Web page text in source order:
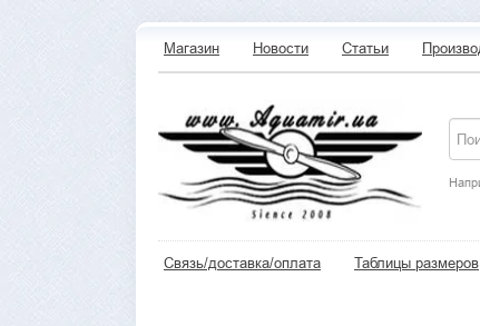
Магазин Новости Статьи
Связь/доставка/оплата Таблицы размеров